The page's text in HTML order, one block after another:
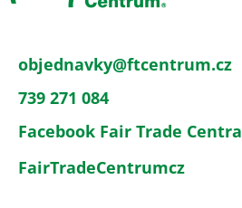
objednavky@ftcentrum.cz
739 271 084
Facebook Fair Trade Centra
FairTradeCentrumcz